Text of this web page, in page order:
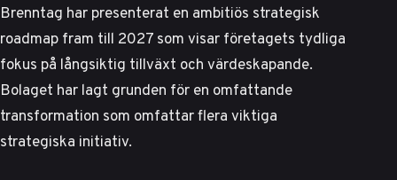
Brenntag har presenterat en ambitiös strategisk
roadmap fram till 2027 som visar företagets tydliga
fokus på långsiktig tillväxt och värdeskapande.
Bolaget har lagt grunden för en omfattande
transformation som omfattar flera viktiga
strategiska initiativ.